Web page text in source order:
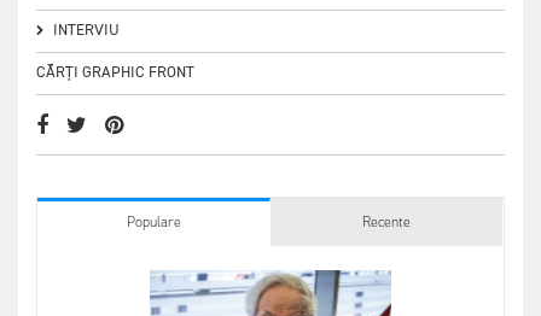
INTERVIU
CĂRȚI GRAPHIC FRONT
Populare Recente